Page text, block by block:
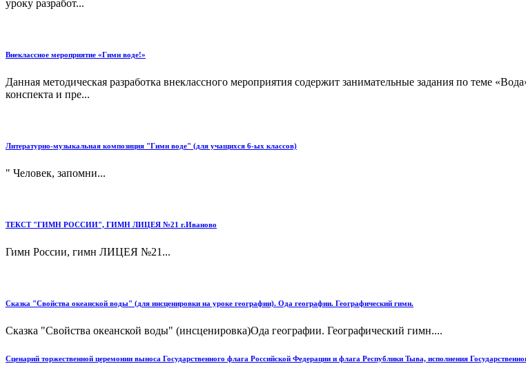
уроку разработ...
Внеклассное мероприятие «Гимн воде!»
Данная методическая разработка внеклассного мероприятия содержит занимательные задания по теме
конспекта и пре...
Литературно-музыкальная композиция "Гимн воде" (для учащихся 6-ых классов)
" Человек, запомни...
ТЕКСТ "ГИМН РОССИИ", ГИМН ЛИЦЕЯ №21 г.Иваново
Гимн России, гимн ЛИЦЕЯ №21...
Сказка "Свойства океанской воды" (для инсценировки на уроке географии). Ода географии. Географический гимн.
Сказка "Свойства океанской воды" (инсценировка)Ода географии. Географический гимн....
Сценарий торжественной церемонии выноса Государственного флага Российской Федерации и флага Республики Тыва, исполнения